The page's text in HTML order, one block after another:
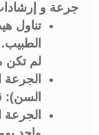
جرعة و
تناول
لم تكن
الجرعة
الجرعة